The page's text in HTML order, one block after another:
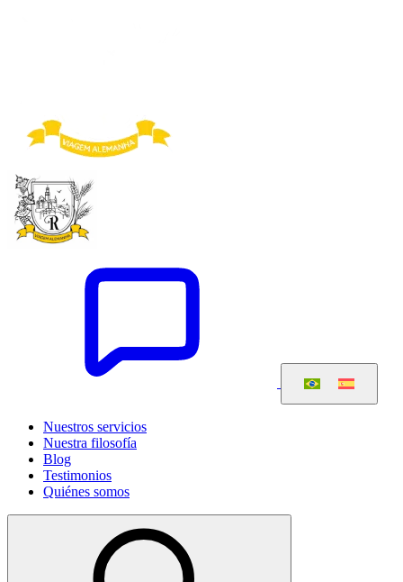
Nuestros servicios
Nuestra filosofía
Blog
Testimonios
Quiénes somos